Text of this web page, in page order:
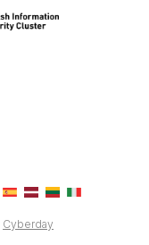
Cyberday